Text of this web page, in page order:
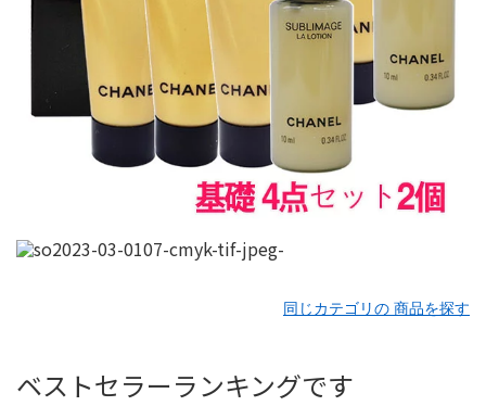
同じカテゴリの 商品を探す
ベストセラーランキングです